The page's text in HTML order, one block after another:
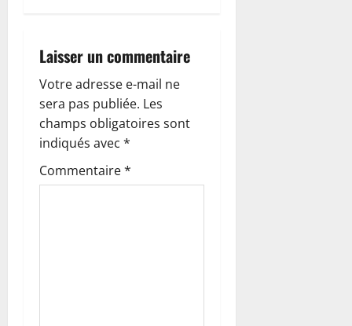
n
d
’
a
r
Laisser un commentaire
Votre adresse e-mail ne
sera pas publiée. Les
champs obligatoires sont
indiqués avec *
Commentaire*